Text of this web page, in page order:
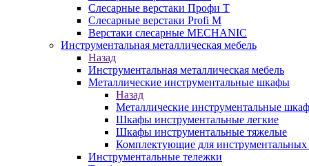
Слесарные верстаки Профи Т
Слесарные верстаки Profi M
Верстаки слесарные MECHANIC
Инструментальная металлическая мебель
Назад
Инструментальная металлическая мебель
Металлические инструментальные шкафы
Назад
Металлические инструментальные
Шкафы инструментальные легкие
Шкафы инструментальные тяжелые
Комплектующие для
Инструментальные тележки